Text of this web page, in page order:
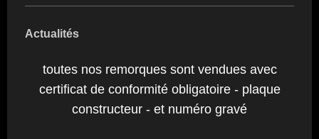
Actualités
toutes nos remorques sont vendues avec
certificat de conformité obligatoire - plaque
constructeur - et numéro gravé